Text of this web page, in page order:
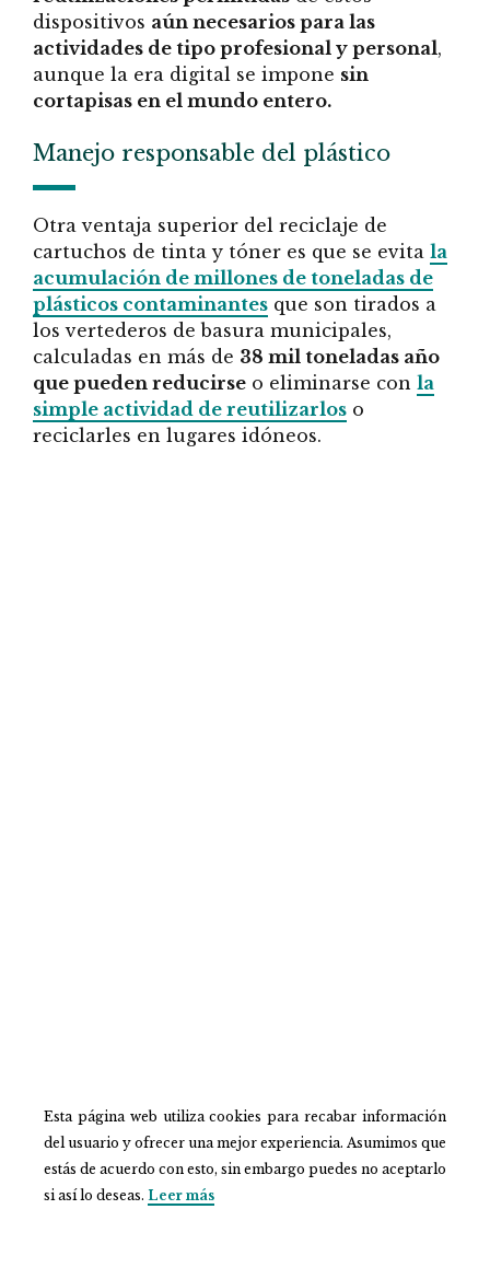
dispositivos aún necesarios para las
actividades de tipo profesional y personal,
aunque la era digital se impone sin
cortapisas en el mundo entero.
Manejo responsable del plástico
Otra ventaja superior del reciclaje de
cartuchos de tinta y tóner es que se evita la
acumulación de millones de toneladas de
plásticos contaminantes que son tirados a
los vertederos de basura municipales,
calculadas en más de 38 mil toneladas año
que pueden reducirse o eliminarse con la
simple actividad de reutilizarlos o
reciclarles en lugares idóneos.
Esta página web utiliza cookies para recabar información
del usuario y ofrecer una mejor experiencia. Asumimos que
estás de acuerdo con esto, sin embargo puedes no aceptarlo
si así lo deseas. Leer más